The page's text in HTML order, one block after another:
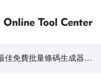
最佳免費批量條碼生成器工具（Excel友好，100%線上）